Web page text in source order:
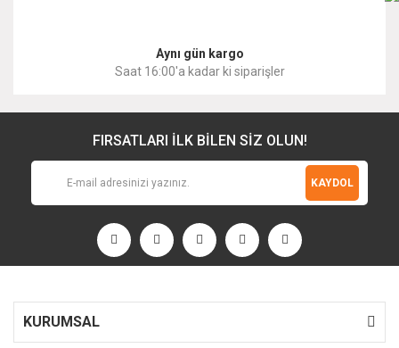
Aynı gün kargo
Saat 16:00'a kadar ki siparişler
FIRSATLARI İLK BİLEN SİZ OLUN!
KAYDOL
KURUMSAL